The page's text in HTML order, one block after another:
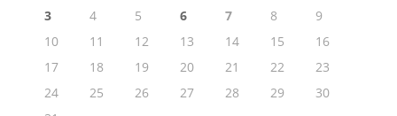
3
4 5 6 7 8
9
10
11 12 13 14 15
16
17
18 19 20 21 22
23
24
25 26 27 28 29
30